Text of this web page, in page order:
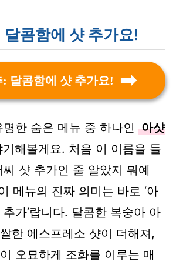
달콤함에 샷 추가요!
: 달콤함에 샷 추가요!
한 숨은 메뉴 중 하나인 아샷
해볼게요. 처음 이 이름을 들
샷 추가인 줄 알았지 뭐예
메뉴의 진짜 의미는 바로 ‘아
가’랍니다. 달콤한 복숭아 아
한 에스프레소 샷이 더해져,
오묘하게 조화를 이루는 매